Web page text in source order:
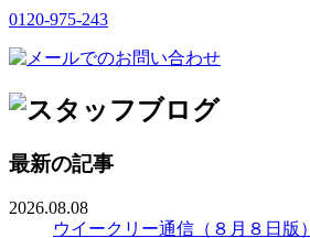
0120-975-243
最新の記事
2026.08.08
ウイークリー通信（８月８日版）